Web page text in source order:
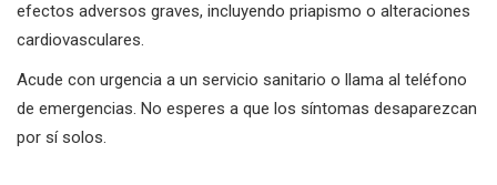
efectos adversos graves, incluyendo priapismo o alteraciones
cardiovasculares.
Acude con urgencia a un servicio sanitario o llama al teléfono
de emergencias. No esperes a que los síntomas desaparezcan
por sí solos.